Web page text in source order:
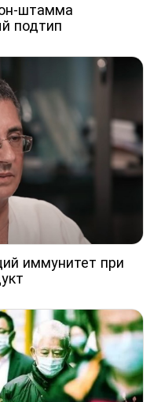
штамма
подтип
иммунитет при